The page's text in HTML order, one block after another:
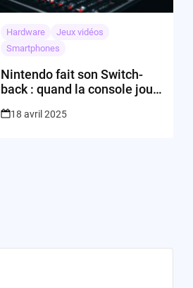
Hardware
Jeux vidéos
Smartphones
Nintendo fait son Switch-
back : quand la console joue
gamers !
18 avril 2025